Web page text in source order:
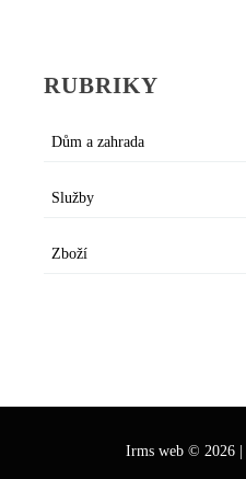
RUBRIKY
Dům a zahrada
Služby
Zboží
Irms web © 2026